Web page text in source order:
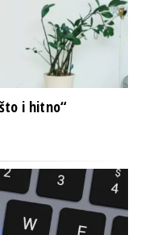
i hitno“